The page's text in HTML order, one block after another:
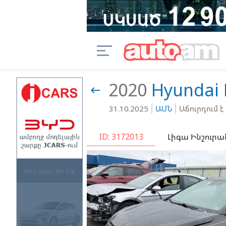
 2020 Hyundai
31.10.2025 ԱՄՆ Աճուրդում է
ID: 3172013 Լիգա